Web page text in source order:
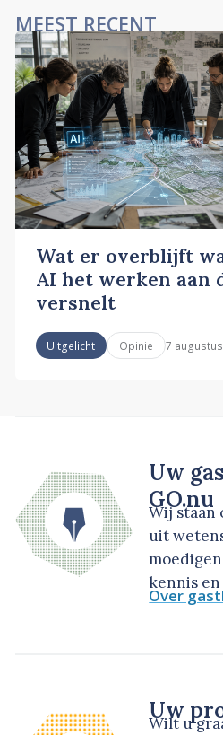
MEEST RECENT
Wat er overblijft
AI het werken aan
versnelt
Uitgelicht Opinie 7
Uw
GO.nu
Wij staan
uit
kennis
Over
Uw
Wilt u